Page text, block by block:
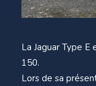
La Jaguar Type
150.
Lors de sa